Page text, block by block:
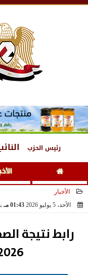
رئيس الحزب
الأخبار
الأحد، 5 يوليو 2026
01:43 مـ
رابط نتيجة
2026 برقم